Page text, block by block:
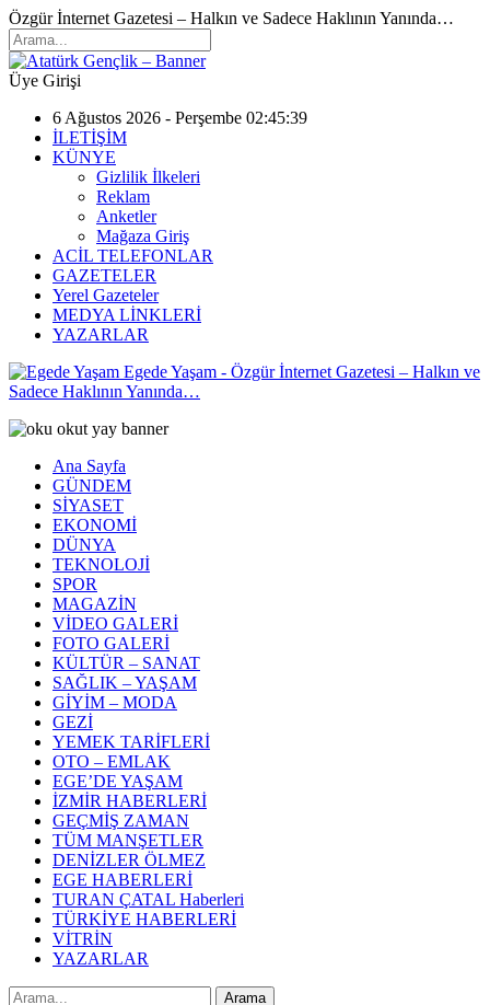
Özgür İnternet Gazetesi – Halkın ve Sadece Haklının Yanında…
Üye Girişi
6 Ağustos 2026 - Perşembe 02:45:39
İLETİŞİM
KÜNYE
Gizlilik İlkeleri
Reklam
Anketler
Mağaza Giriş
ACİL TELEFONLAR
GAZETELER
Yerel Gazeteler
MEDYA LİNKLERİ
YAZARLAR
Egede Yaşam - Özgür İnternet Gazetesi – Halkın ve
Sadece Haklının Yanında…
Ana Sayfa
GÜNDEM
SİYASET
EKONOMİ
DÜNYA
TEKNOLOJİ
SPOR
MAGAZİN
VİDEO GALERİ
FOTO GALERİ
KÜLTÜR – SANAT
SAĞLIK – YAŞAM
GİYİM – MODA
GEZİ
YEMEK TARİFLERİ
OTO – EMLAK
EGE’DE YAŞAM
İZMİR HABERLERİ
GEÇMİŞ ZAMAN
TÜM MANŞETLER
DENİZLER ÖLMEZ
EGE HABERLERİ
TURAN ÇATAL Haberleri
TÜRKİYE HABERLERİ
VİTRİN
YAZARLAR